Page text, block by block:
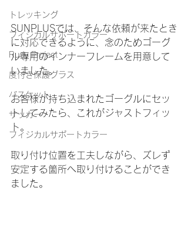
トレッキング
フィジカルサポートカラー
Rudy Project
度付き保護グラス
バスケット
サッカー
フィジカルサポートカラー
SUNPLUSでは、そんな依頼が来たとき
に対応できるように、念のためゴーグ
ル専用のインナーフレームを用意して
いました。
お客様が持ち込まれたゴーグルにセッ
トしてみたら、これがジャストフィッ
ト。
取り付け位置を工夫しながら、ズレず
安定する箇所へ取り付けることができ
ました。